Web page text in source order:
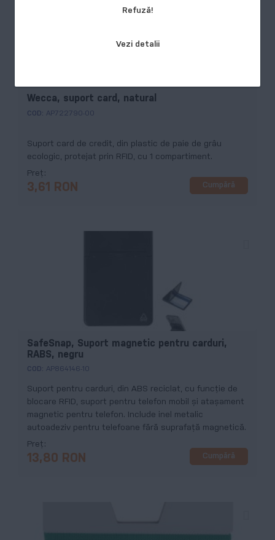
Vezi detalii
Refuză!
Wecca, suport card, natural
COD: AP722790-00
Suport card de credit, din plastic de paie de grâu
ecologic, protejat prin RFID, cu 1 compartiment.
Preț
3,61 RON Cumpără
SafeSnap, Suport magnetic pentru carduri,
RABS, negru
COD: AP864146-10
Suport pentru carduri, din ABS reciclat, cu funcție de
blocare RFID, suport pentru telefon mobil și atașament
magnetic pentru telefon. Include inel metalic
autoadeziv pentru telefoane fără suprafață magnetică.
Preț
13,80 RON Cumpără